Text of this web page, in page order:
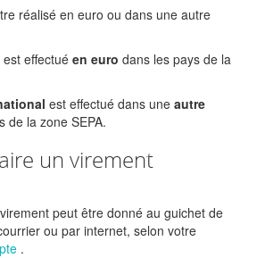
réalisé en euro ou dans une autre
est effectué en euro dans les pays de la
est effectué dans une autre
de la zone SEPA.
un virement
peut être donné au guichet de
ou par internet, selon votre
.